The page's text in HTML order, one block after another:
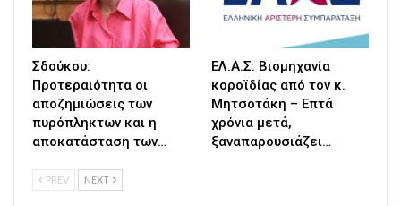
Σδούκου:
Προτεραιότητα οι
αποζημιώσεις των
πυρόπληκτων και η
αποκατάσταση των…
ΕΛ.Α.Σ: Βιομηχανία
κοροϊδίας από τον κ.
Μητσοτάκη – Επτά
χρόνια μετά,
ξαναπαρουσιάζει…
PREV NEXT